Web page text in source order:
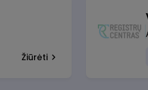
Žiūrėti